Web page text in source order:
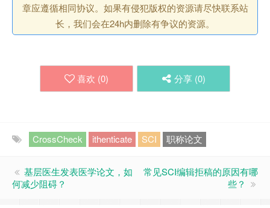
章应遵循相同协议。如果有侵犯版权的资源请尽快联系站
长，我们会在24h内删除有争议的资源。
喜欢 (0) 分享 (0)
CrossCheck ithenticate SCI 职称论文
基层医生发表医学论文，如
何减少阻碍？
常见SCI编辑拒稿的原因有哪
些？